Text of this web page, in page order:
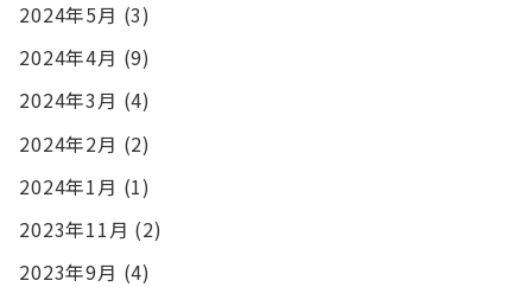
2024年5月 (3)
2024年4月 (9)
2024年3月 (4)
2024年2月 (2)
2024年1月 (1)
2023年11月 (2)
2023年9月 (4)